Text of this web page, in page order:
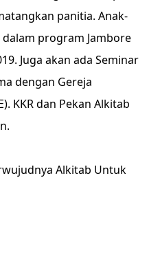
panitia. Anak-
program Jambore
Juga akan ada Seminar
dengan Gereja
KKR dan Pekan Alkitab
Alkitab Untuk